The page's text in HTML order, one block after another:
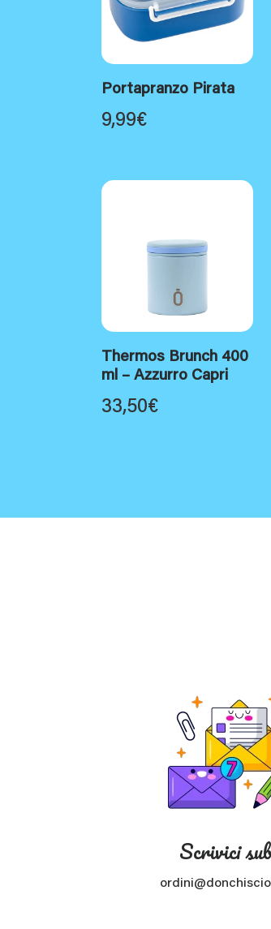
Portapranzo Pirata
9,99€
Thermos Brunch 400
ml – Azzurro Capri
33,50€
Scrivici